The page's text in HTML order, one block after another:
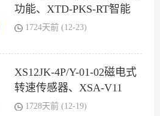
功能、XTD-PKS-RT智能
1724天前 (12-23)
XS12JK-4P/Y-01-02磁电式
转速传感器、XSA-V11
1728天前 (12-19)